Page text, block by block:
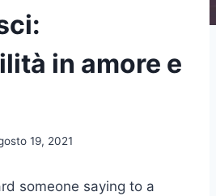
in amore e
19, 2021
someone saying to a